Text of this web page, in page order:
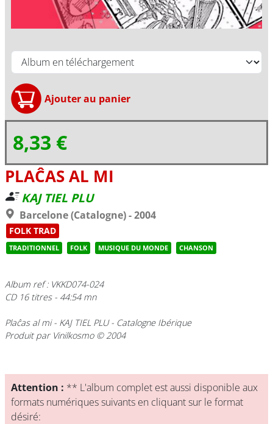
8,33 €
PLAĈAS AL MI
KAJ TIEL PLU
Barcelone (Catalogne) - 2004
FOLK TRAD
TRADITIONNEL FOLK MUSIQUE DU MONDE CHANSON
Album ref : VKKD074-024
CD 16 titres - 44:54 mn
Plaĉas al mi- KAJ TIEL PLU - Catalogne Ibérique
Produit par Vinilkosmo © 2004
Attention : ** L'album complet est aussi disponible aux
formats numériques suivants en cliquant sur le format
désiré: